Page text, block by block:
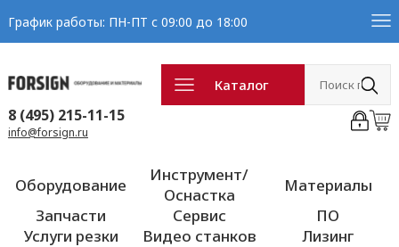
График работы: ПН-ПТ с 09:00 до 18:00
Каталог
8 (495) 215-11-15
info@forsign.ru
Оборудование
Инструмент/
Оснастка
Материалы
Запчасти
Сервис
ПО
Услуги резки
Видео станков Лизинг